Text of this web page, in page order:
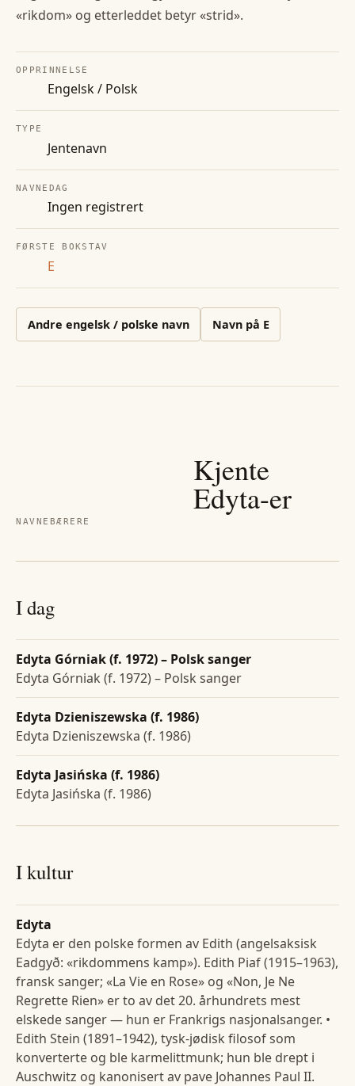
«rikdom» og etterleddet betyr «strid».
OPPRINNELSE
Engelsk / Polsk
TYPE
Jentenavn
NAVNEDAG
Ingen registrert
FØRSTE BOKSTAV
E
Andre engelsk / polske navn Navn på E
NAVNEBÆRERE
Kjente
Edyta-er
I dag
Edyta Górniak (f. 1972) – Polsk sanger
Edyta Górniak (f. 1972) – Polsk sanger
Edyta Dzieniszewska (f. 1986)
Edyta Dzieniszewska (f. 1986)
Edyta Jasińska (f. 1986)
Edyta Jasińska (f. 1986)
I kultur
Edyta
Edyta er den polske formen av Edith (angelsaksisk
Eadgyð: «rikdommens kamp»). Edith Piaf (1915–1963),
fransk sanger; «La Vie en Rose» og «Non, Je Ne
Regrette Rien» er to av det 20. århundrets mest
elskede sanger — hun er Frankrigs nasjonalsanger. •
Edith Stein (1891–1942), tysk-jødisk filosof som
konverterte og ble karmelittmunk; hun ble drept i
Auschwitz og kanonisert av pave Johannes Paul II.